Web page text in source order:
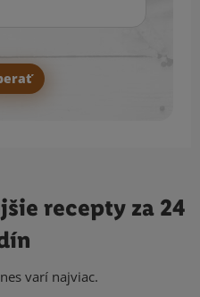
recepty za 24
varí najviac.